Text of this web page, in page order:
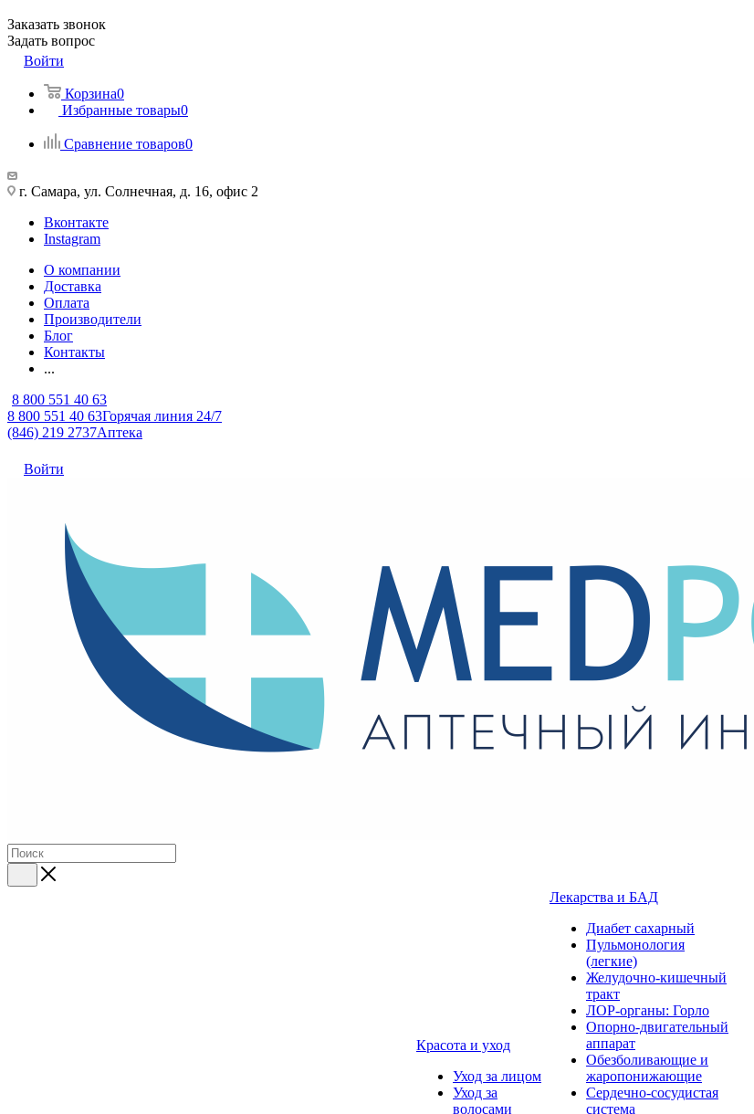
Заказать звонок
Задать вопрос
Войти
Корзина0
Избранные товары0
Сравнение товаров0
г. Самара, ул. Солнечная, д. 16, офис 2
Вконтакте
Instagram
О компании
Доставка
Оплата
Производители
Блог
Контакты
...
8 800 551 40 63
8 800 551 40 63Горячая линия 24/7
(846) 219 2737Аптека
Войти
Красота и уход
Уход за лицом
Уход за
волосами
Лекарства и БАД
Диабет сахарный
Пульмонология
(легкие)
Желудочно-кишечный
тракт
ЛОР-органы: Горло
Опорно-двигательный
аппарат
Обезболивающие и
жаропонижающие
Сердечно-сосудистая
система